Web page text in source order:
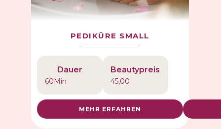
PEDIKÜRE SMALL
Dauer
60Min
Beautypreis
45,00
MEHR ERFAHREN